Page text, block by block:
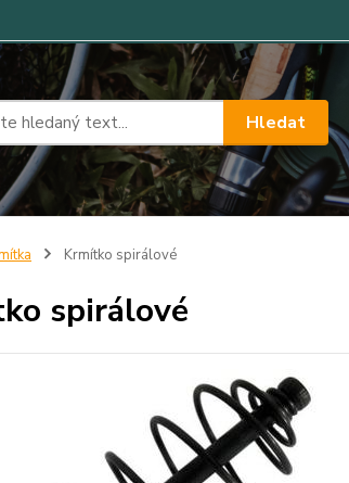
Hledat
Krmítko spirálové
spirálové